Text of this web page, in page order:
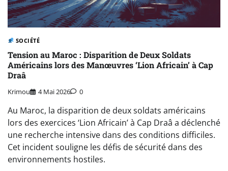
SOCIÉTÉ
Tension au Maroc : Disparition de Deux Soldats
Américains lors des Manœuvres ‘Lion Africain’ à Cap
Draâ
Krimou 4 Mai 2026 0
Au Maroc, la disparition de deux soldats américains
lors des exercices ‘Lion Africain’ à Cap Draâ a déclenché
une recherche intensive dans des conditions difficiles.
Cet incident souligne les défis de sécurité dans des
environnements hostiles.